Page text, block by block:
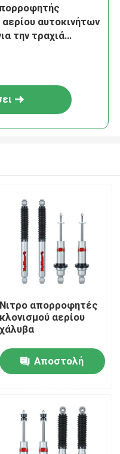
αυτοκινήτων
την τραχιά
Νιτρο απορροφητές
κλονισμού αερίου
χάλυβα
Αποστολή